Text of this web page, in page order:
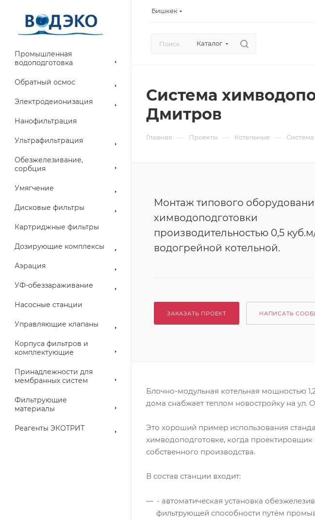
Бишкек
Каталог
Промышленная
водоподготовка
Обратный осмос
Электродеионизация
Нанофильтрация
Ультрафильтрация
Обезжелезивание,
сорбция
Умягчение
Дисковые фильтры
Картриджные фильтры
Дозирующие комплексы
Аэрация
УФ-обеззараживание
Насосные станции
Управляющие клапаны
Корпуса фильтров и
комплектующие
Принадлежности для
мембранных систем
Фильтрующие
материалы
Реагенты ЭКОТРИТ
Система
Дмитров
Главная — Проекты — Котельные —
Монтаж типового
химводоподготовки
производительностью 0,5
водогрейной котельной.
ЗАКАЗАТЬ ПРОЕКТ НАПИСАТЬ
Блочно-модульная котельная мощностью
дома снабжает теплом новостройку на
Это хороший пример использования
химводоподготовке, когда
собственного производства.
В состав станции входит:
- автоматическая установка
фильтрующей способности путём